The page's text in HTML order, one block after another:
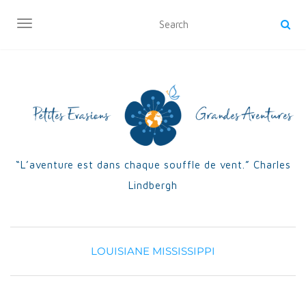
OUVRIR/FERMER LA NAVIGATION
“L’aventure est dans chaque souffle de vent.” Charles
Lindbergh
LOUISIANE MISSISSIPPI